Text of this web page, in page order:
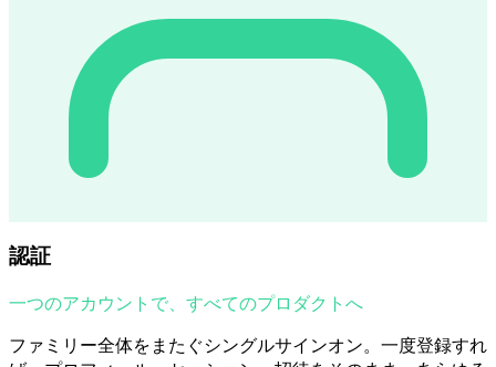
認証
一つのアカウントで、すべてのプロダクトへ
ファミリー全体をまたぐシングルサインオン。一度登録すれ